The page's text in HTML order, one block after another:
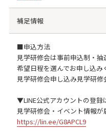
補足情報
■申込方法
見学研修会は事前申込制・抽
希望日程を選んでお申し込み
見学研修会申し込み見学研
▼LINE公式アカウントの登録
見学研修会・イベント情報が
https://lin.ee/G8APCL9